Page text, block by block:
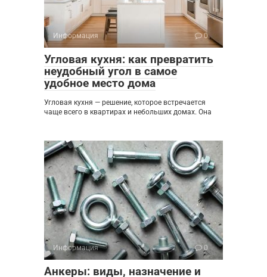
Информация 0
Угловая кухня: как превратить
неудобный угол в самое
удобное место дома
Угловая кухня — решение, которое встречается
чаще всего в квартирах и небольших домах. Она
Информация 0
Анкеры: виды, назначение и